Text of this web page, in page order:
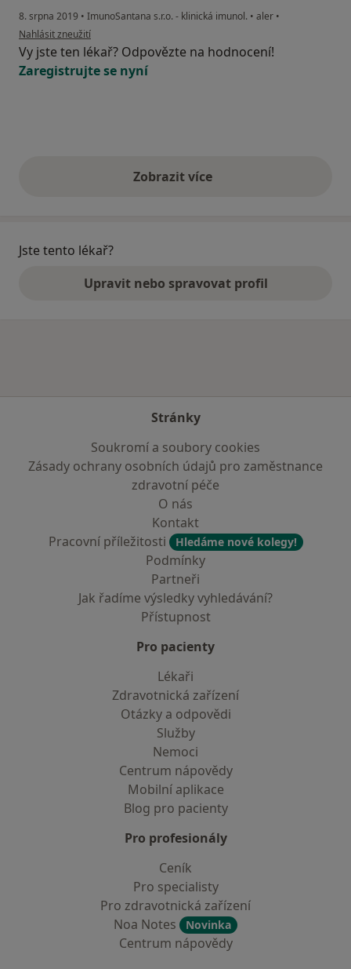
8. srpna 2019 • ImunoSantana s.r.o. - klinická imunol. • aler •
podle názoru uživatele Váš účet byl odstraněn
Nahlásit zneužití
Vy jste ten lékař? Odpovězte na hodnocení!
Zaregistrujte se nyní
Zobrazit vícevýše uvedené názory
Jste tento lékař?
Upravit nebo spravovat profil
Stránky
Soukromí a soubory cookies
Zásady ochrany osobních údajů pro zaměstnance
zdravotní péče
O nás
Kontakt
Pracovní příležitosti
Hledáme nové kolegy!
Podmínky
Partneři
Jak řadíme výsledky vyhledávání?
Přístupnost
Pro pacienty
Lékaři
Zdravotnická zařízení
Otázky a odpovědi
Služby
Nemoci
Centrum nápovědy
Mobilní aplikace
Blog pro pacienty
Pro profesionály
Ceník
Pro specialisty
Pro zdravotnická zařízení
Noa Notes
Novinka
Centrum nápovědy